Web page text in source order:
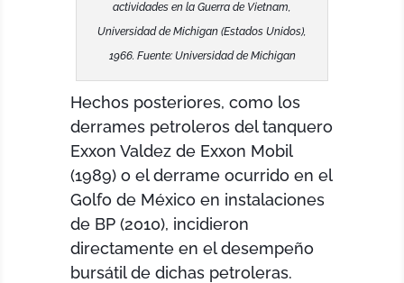
actividades en la Guerra de Vietnam,
Universidad de Michigan (Estados Unidos),
1966. Fuente: Universidad de Michigan
Hechos posteriores, como los
derrames petroleros del tanquero
Exxon Valdez de Exxon Mobil
(1989) o el derrame ocurrido en el
Golfo de México en instalaciones
de BP (2010), incidieron
directamente en el desempeño
bursátil de dichas petroleras.